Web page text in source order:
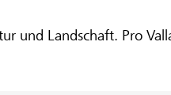
und Landschaft. Pro